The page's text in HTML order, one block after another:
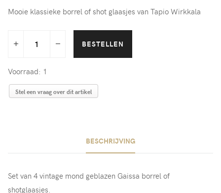
Mooie klassieke borrel of shot glaasjes van Tapio Wirkkala
Voorraad: 1
Stel een vraag over dit artikel
BESCHRIJVING
Set van 4 vintage mond geblazen Gaissa borrel of
shotglaasjes.